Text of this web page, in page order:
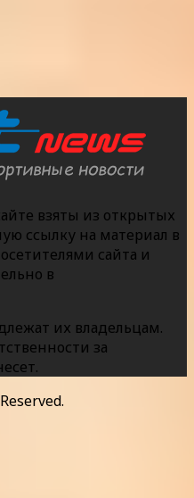
взяты из открытых
ссылку на материал в
сайта и
в
их владельцам.
за